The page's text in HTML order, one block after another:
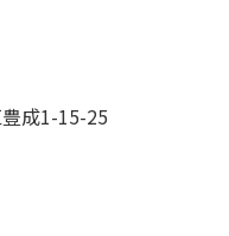
成1-15-25